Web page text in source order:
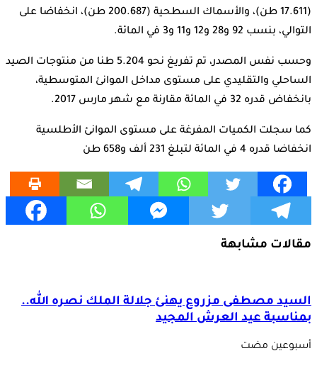
(17.611 طن)، والأسماك السطحية (200.687 طن)، انخفاضا على
التوالي، بنسب 92 و28 و12 و11 و3 في المائة.
وحسب نفس المصدر، تم تفريغ نحو 5.204 طنا من منتوجات الصيد
الساحلي والتقليدي على مستوى مداخل الموانئ المتوسطية،
بانخفاض قدره 32 في المائة مقارنة مع شهر مارس 2017.
كما سجلت الكميات المفرغة على مستوى الموانئ الأطلسية
انخفاضا قدره 4 في المائة لتبلغ 231 ألف و658 طن
مقالات مشابهة
السيد مصطفى مزروع يهنئ جلالة الملك نصره الله..
بمناسبة عيد العرش المجيد
‏أسبوعين مضت